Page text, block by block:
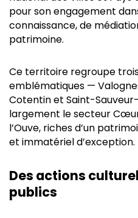
pour son engagement
connaissance, de
patrimoine.
Ce territoire regroupe
emblématiques —
Cotentin et Saint-
largement le secteur
l’Ouve, riches d’un
et immatériel d’exception.
Des actions
publics